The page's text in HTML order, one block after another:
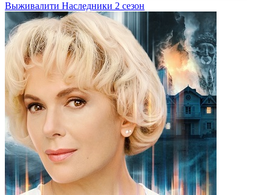
Выживалити Наследники 2 сезон